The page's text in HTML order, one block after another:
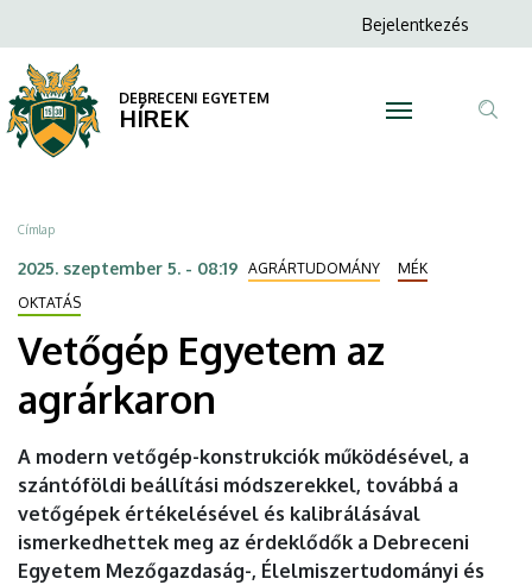
Egyetem
az
agrárkaron
DEBRECENI
EGYETEM
a
tartalomra
Anonim
menüje
Bejelentkezés
DEBRECENI EGYETEM
HÍREK
Morzsa
Címlap
2025. szeptember 5. - 08:19 AGRÁRTUDOMÁNY
MÉK
OKTATÁS
Vetőgép Egyetem az
agrárkaron
A modern vetőgép-konstrukciók működésével, a
szántóföldi beállítási módszerekkel, továbbá a
vetőgépek értékelésével és kalibrálásával
ismerkedhettek meg az érdeklődők a Debreceni
Egyetem Mezőgazdaság-, Élelmiszertudományi és